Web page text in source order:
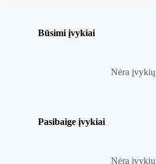
Būsimi įvykiai
Nėra įvykių
Pasibaige įvykiai
Nėra įvykių